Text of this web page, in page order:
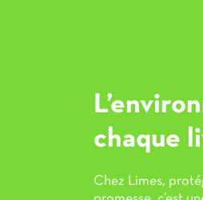
chaque
Chez Limes,